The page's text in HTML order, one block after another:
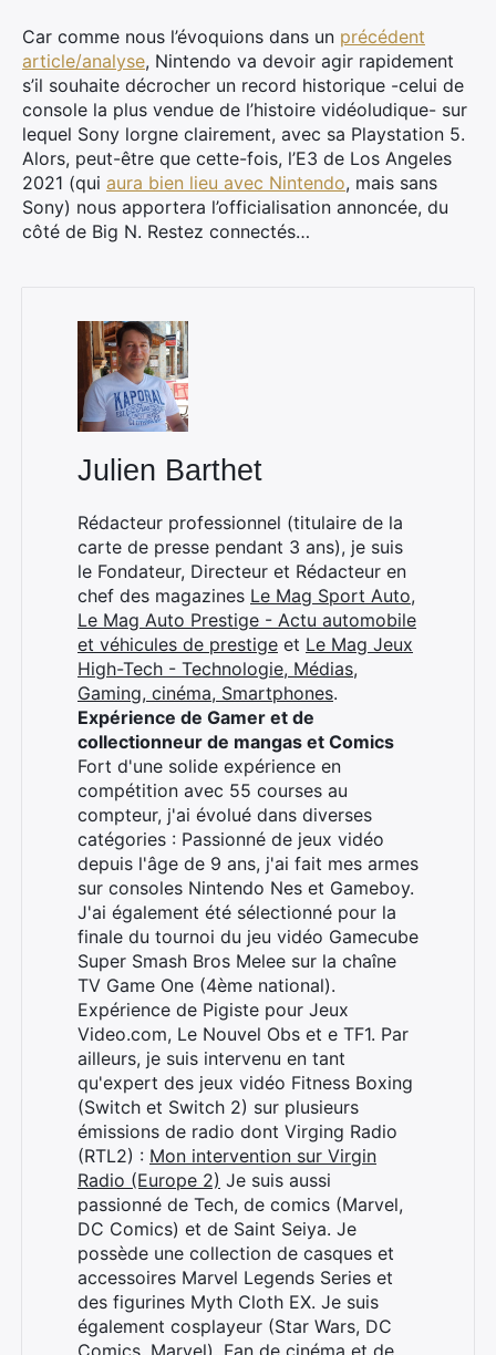
Car comme nous l’évoquions dans un précédent
article/analyse, Nintendo va devoir agir rapidement
s’il souhaite décrocher un record historique -celui de
console la plus vendue de l’histoire vidéoludique- sur
lequel Sony lorgne clairement, avec sa Playstation 5.
Alors, peut-être que cette-fois, l’E3 de Los Angeles
2021 (qui aura bien lieu avec Nintendo, mais sans
Sony) nous apportera l’officialisation annoncée, du
côté de Big N. Restez connectés…
Julien Barthet
Rédacteur professionnel (titulaire de la
carte de presse pendant 3 ans), je suis
le Fondateur, Directeur et Rédacteur en
chef des magazines Le Mag Sport Auto,
Le Mag Auto Prestige - Actu automobile
et véhicules de prestige et Le Mag Jeux
High-Tech - Technologie, Médias,
Gaming, cinéma, Smartphones.
Expérience de Gamer et de
collectionneur de mangas et Comics
Fort d'une solide expérience en
compétition avec 55 courses au
compteur, j'ai évolué dans diverses
catégories : Passionné de jeux vidéo
depuis l'âge de 9 ans, j'ai fait mes armes
sur consoles Nintendo Nes et Gameboy.
J'ai également été sélectionné pour la
finale du tournoi du jeu vidéo Gamecube
Super Smash Bros Melee sur la chaîne
TV Game One (4ème national).
Expérience de Pigiste pour Jeux
Video.com, Le Nouvel Obs et e TF1. Par
ailleurs, je suis intervenu en tant
qu'expert des jeux vidéo Fitness Boxing
(Switch et Switch 2) sur plusieurs
émissions de radio dont Virging Radio
(RTL2) : Mon intervention sur Virgin
Radio (Europe 2) Je suis aussi
passionné de Tech, de comics (Marvel,
DC Comics) et de Saint Seiya. Je
possède une collection de casques et
accessoires Marvel Legends Series et
des figurines Myth Cloth EX. Je suis
également cosplayeur (Star Wars, DC
Comics, Marvel). Fan de cinéma et de
Rechercher